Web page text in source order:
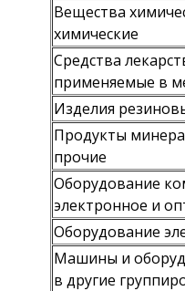
Вещества
химические
Средства
применяемые в
Изделия
Продукты
прочие
Оборудование
электронное и
Оборудование
Машины и
в другие